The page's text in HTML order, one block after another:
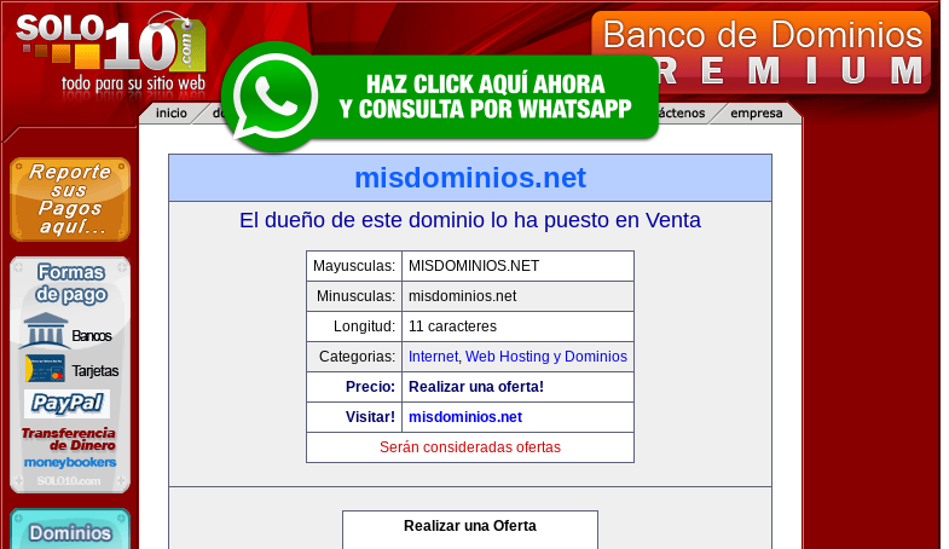
misdominios.net
El dueño de este dominio lo ha puesto en Venta
Mayusculas:
MISDOMINIOS.NET
Minusculas:
misdominios.net
Longitud:
11 caracteres
Categorias:
Internet, Web Hosting y Dominios
Precio:
Realizar una oferta!
Visitar!
misdominios.net
Serán consideradas ofertas
Realizar una Oferta